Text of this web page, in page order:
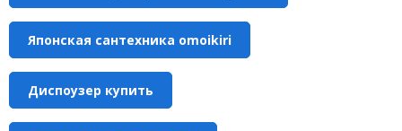
Японская сантехника omoikiri
Диспоузер купить